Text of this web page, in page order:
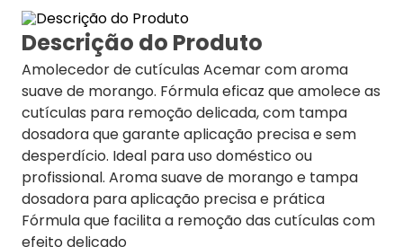
Descrição do Produto
Amolecedor de cutículas Acemar com aroma
suave de morango. Fórmula eficaz que amolece as
cutículas para remoção delicada, com tampa
dosadora que garante aplicação precisa e sem
desperdício. Ideal para uso doméstico ou
profissional. Aroma suave de morango e tampa
dosadora para aplicação precisa e prática
Fórmula que facilita a remoção das cutículas com
efeito delicado